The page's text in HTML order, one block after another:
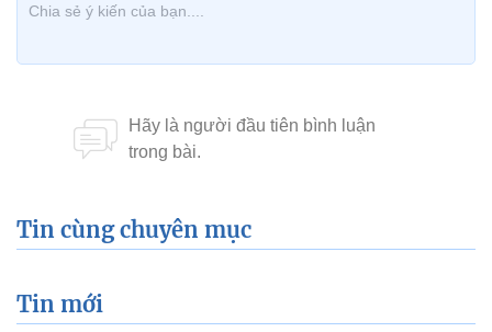
Tin cùng chuyên mục
Tin mới